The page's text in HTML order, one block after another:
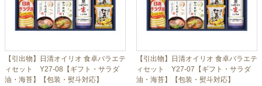
【引出物】日清オイリオ 食卓バラエテ
ィセット Y27-08【ギフト・サラダ
油・海苔】【包装・熨斗対応】
【引出物】日清オイリオ 食卓バラエテ
ィセット Y27-07【ギフト・サラダ
油・海苔】【包装・熨斗対応】